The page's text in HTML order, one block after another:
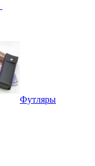
Футляры